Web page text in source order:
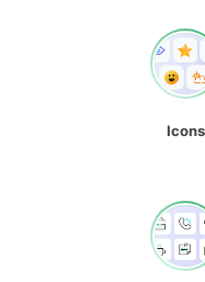
Icons